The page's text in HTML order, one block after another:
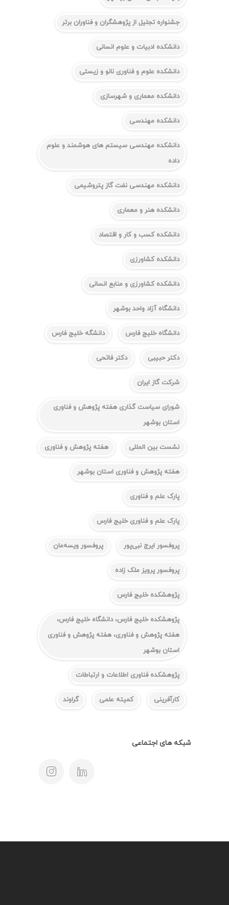
جشنواره تجلیل از پژوهشگران و فناوران برتر
دانشکده ادبیات و علوم انسانی
دانشکده علوم و فناوری نانو و زیستی
دانشکده معماری و شهرسازی
دانشکده مهندسی
دانشکده مهندسی سیستم های هوشمند و علوم
داده
دانشکده مهندسی نفت گاز پتروشیمی
دانشکده هنر و معماری
دانشکده کسب و کار و اقتصاد
دانشکده کشاورزی
دانشکده کشاورزی و منابع انسانی
دانشگاه آزاد واحد بوشهر
دانشگاه خلیج فارس دانشگه خلیج فارس
دکتر حبیبی دکتر فاتحی
شرکت گاز ایران
شورای سیاست گذاری هفته پژوهش و فناوری
استان بوشهر
نشست بین المللی هفته پژوهش و فناوری
هفته پژوهش و فناوری استان بوشهر
پارک علم و فناوری
پارک علم و فناوری خلیج فارس
پروفسور ایرج نبی‌پور پروفسور ویسه‌مان
پروفسور پرویز ملک زاده
پژوهشکده خلیج فارس
پژوهشکده خلیج فارس، دانشگاه خلیج فارس،
هفته پژوهش و فناوری، هفته پژوهش و فناوری
استان بوشهر
پژوهشکده فناوری اطلاعات و ارتباطات
کارآفرینی کمیته علمی گراوند
شبکه های اجتماعی